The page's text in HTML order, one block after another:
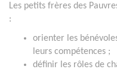
Les petits frères des
:
orienter les
leurs compétences ;
définir les rôles de